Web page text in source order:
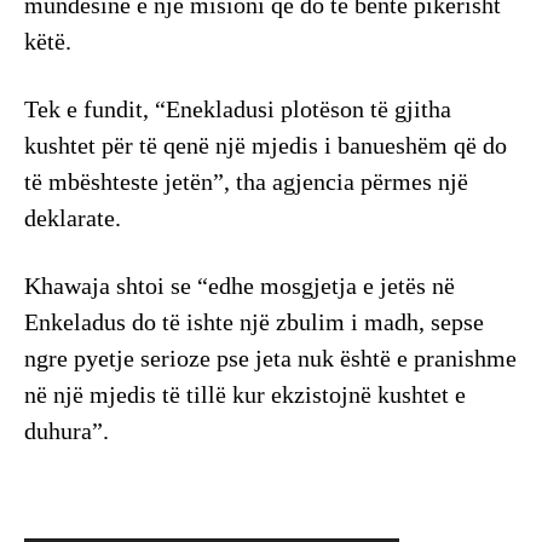
mundësinë e një misioni që do të bënte pikërisht
këtë.
Tek e fundit, “Enekladusi plotëson të gjitha
kushtet për të qenë një mjedis i banueshëm që do
të mbështeste jetën”, tha agjencia përmes një
deklarate.
Khawaja shtoi se “edhe mosgjetja e jetës në
Enkeladus do të ishte një zbulim i madh, sepse
ngre pyetje serioze pse jeta nuk është e pranishme
në një mjedis të tillë kur ekzistojnë kushtet e
duhura”.